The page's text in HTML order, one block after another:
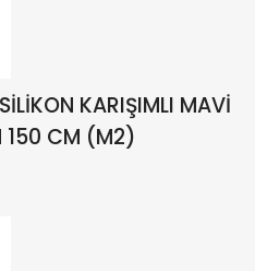
KARIŞIMLI MAVİ
150 CM (M2)